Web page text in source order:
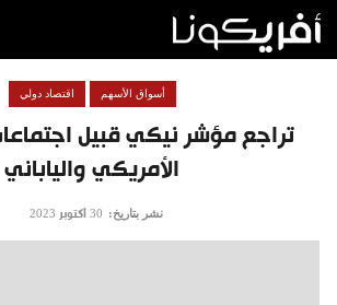
تراجع مؤشر نيكي قبيل
الأمريكي والياباني
أسواق الأسهم اقتصاد دولي
نشر بتاريخ: 30 أكتوبر 2023